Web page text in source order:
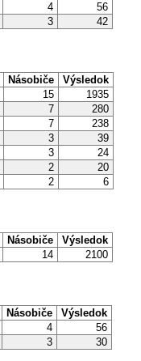
4
56
3 42
Násobiče
Výsledok
15
1935
7
280
7
238
3
39
3
24
2
20
2 6
Násobiče
Výsledok
14 2100
Násobiče
Výsledok
4
56
3 30